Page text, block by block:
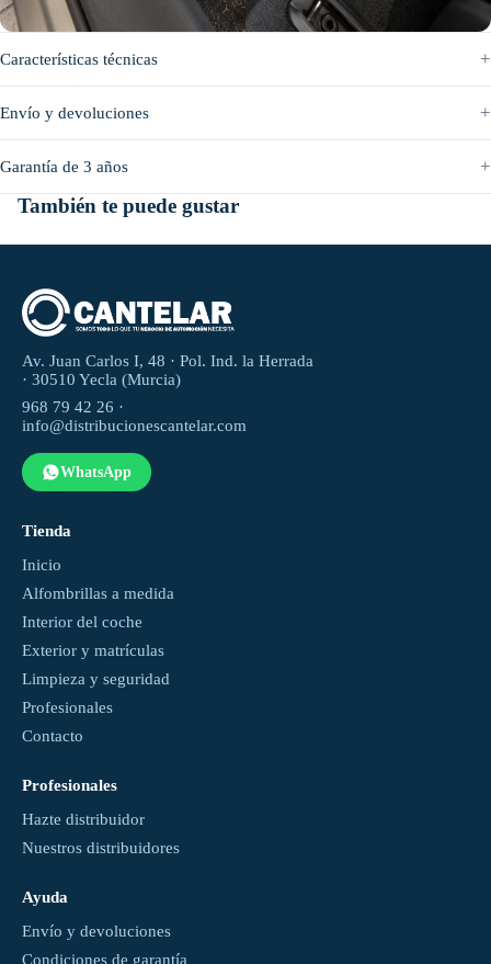
Después
Características técnicas
Envío y devoluciones
Garantía de 3 años
También te puede gustar
Av. Juan Carlos I, 48 · Pol. Ind. la Herrada
· 30510 Yecla (Murcia)
968 79 42 26 ·
info@distribucionescantelar.com
WhatsApp
Tienda
Inicio
Alfombrillas a medida
Interior del coche
Exterior y matrículas
Limpieza y seguridad
Profesionales
Contacto
Profesionales
Hazte distribuidor
Nuestros distribuidores
Ayuda
Envío y devoluciones
Condiciones de garantía